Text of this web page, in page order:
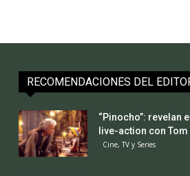
RECOMENDACIONES DEL
“Pinocho”: revelan
live-action con Tom
Cine, TV y Series